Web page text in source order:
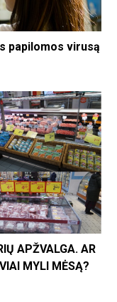
papilomos virusą
APŽVALGA. AR
MYLI MĖSĄ?